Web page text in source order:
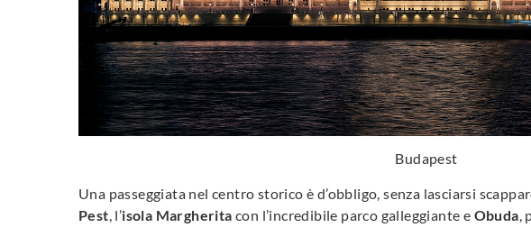
Budapest
Una passeggiata nel centro storico è d’obbligo, senza lasciarsi
Pest , l’isola Margherita con l’incredibile parco galleggiante e Obuda